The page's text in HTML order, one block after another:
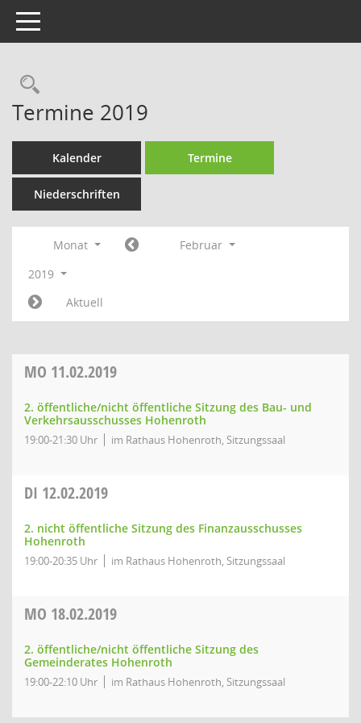
Toggle navigation
Rechercheauswahl
Termine 2019
Kalender Termine
Niederschriften
Monat
Februar
2019
Aktuell
MO 11.02.2019
2. öffentliche/nicht öffentliche Sitzung des Bau- und
Verkehrsausschusses Hohenroth
19:00-21:30 Uhr im Rathaus Hohenroth, Sitzungssaal
DI 12.02.2019
2. nicht öffentliche Sitzung des Finanzausschusses
Hohenroth
19:00-20:35 Uhr im Rathaus Hohenroth, Sitzungssaal
MO 18.02.2019
2. öffentliche/nicht öffentliche Sitzung des
Gemeinderates Hohenroth
19:00-22:10 Uhr im Rathaus Hohenroth, Sitzungssaal